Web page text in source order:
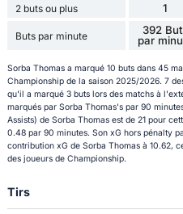
2 buts ou plus 1
Buts par minute
392
par
Sorba Thomas a marqué 10 buts dans 45
Championship de la saison 2025/2026. 7
qu'il a marqué 3 buts lors des matchs à
marqués par Sorba Thomas's par 90
Assists) de Sorba Thomas est de 21 pour
0.48 par 90 minutes. Son xG hors pénalty
contribution xG de Sorba Thomas à 10.62,
des joueurs de Championship.
Tirs